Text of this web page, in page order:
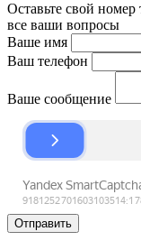
Оставьте свой номер
все ваши вопросы
Ваше имя
Ваш телефон
Ваше сообщение
Отправить